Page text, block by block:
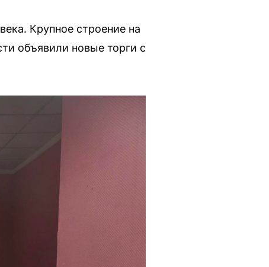
Крупное строение на
объявили новые торги с